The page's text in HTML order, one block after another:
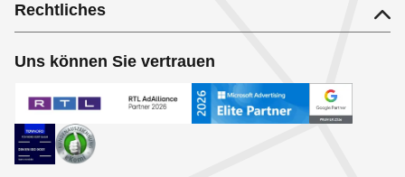
Rechtliches
Uns können Sie vertrauen